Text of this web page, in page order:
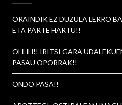
ORAINDIK EZ DUZULA LERRO
ETA PARTE HARTU!!
OHHH!! IRITSI GARA
PASAU OPORRAK!!
ONDO PASA!!